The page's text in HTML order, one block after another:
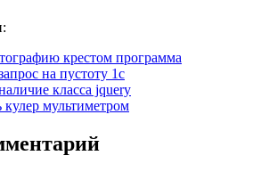
крестом программа
на пустоту 1с
класса jquery
мультиметром